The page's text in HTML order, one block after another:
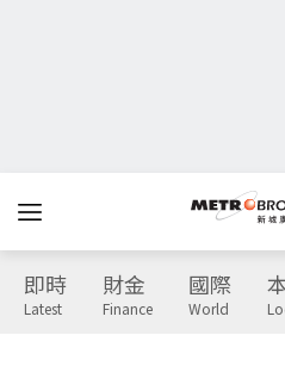
即時
Latest
財金
Finance
國際
World